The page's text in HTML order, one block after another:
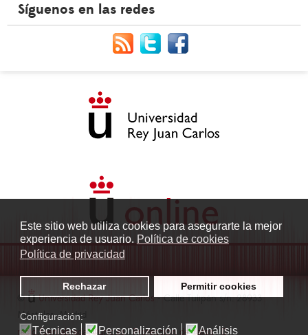
Este sitio web utiliza cookies para asegurarte la mejor
experiencia de usuario. Política de cookies
Política de privacidad
Rechazar Permitir cookies
Configuración:
Técnicas Personalización Análisis
Síguenos en las redes
© Universidad Rey Juan Carlos- Calle Tulipán s/n. 28933
Móstoles. Madrid
radio.fuenlabrada1@urjc.es|Protección de datos|